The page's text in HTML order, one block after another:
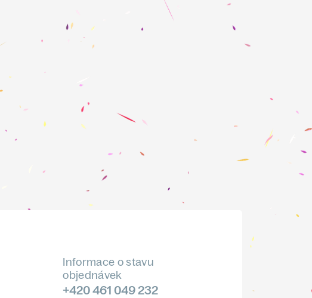
Informace o stavu
objednávek
+420 461 049 232